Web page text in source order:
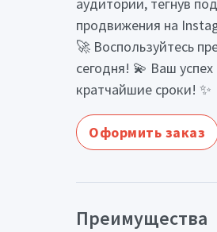
аудитории, тегнув
продвижения на
🚀 Воспользуйтесь
сегодня! 💫 Ваш
кратчайшие сроки! ✨
Оформить заказ
Преимущества